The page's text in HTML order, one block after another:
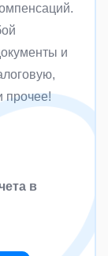
и
прочее!
в